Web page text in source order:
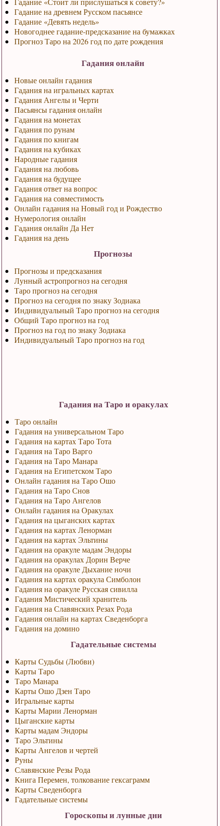
Гадание на древнем Русском пасьянсе
Гадание «Девять недель»
Новогоднее гадание-предсказание на бумажках
Прогноз Таро на 2026 год по дате рождения
Гадания онлайн
Новые онлайн гадания
Гадания на игральных картах
Гадания Ангелы и Черти
Пасьянсы гадания онлайн
Гадания на монетах
Гадания по рунам
Гадания по книгам
Гадания на кубиках
Народные гадания
Гадания на любовь
Гадания на будущее
Гадания ответ на вопрос
Гадания на совместимость
Онлайн гадания на Новый год и Рождество
Нумерология онлайн
Гадания онлайн Да Нет
Гадания на день
Прогнозы
Прогнозы и предсказания
Лунный астропрогноз на сегодня
Таро прогноз на сегодня
Прогноз на сегодня по знаку Зодиака
Индивидуальный Таро прогноз на сегодня
Общий Таро прогноз на год
Прогноз на год по знаку Зодиака
Индивидуальный Таро прогноз на год
Гадания на Таро и оракулах
Таро онлайн
Гадания на универсальном Таро
Гадания на картах Таро Тота
Гадания на Таро Варго
Гадания на Таро Манара
Гадания на Египетском Таро
Онлайн гадания на Таро Ошо
Гадания на Таро Снов
Гадания на Таро Ангелов
Онлайн гадания на Оракулах
Гадания на цыганских картах
Гадания на картах Ленорман
Гадания на картах Эльтины
Гадания на оракуле мадам Эндоры
Гадания на оракулах Дорин Верче
Гадания на оракуле Дыхание ночи
Гадания на картах оракула Симболон
Гадания на оракуле Русская сивилла
Гадания Мистический хранитель
Гадания на Славянских Резах Рода
Гадания онлайн на картах Сведенборга
Гадания на домино
Гадательные системы
Карты Судьбы (Любви)
Карты Таро
Таро Манара
Карты Ошо Дзен Таро
Игральные карты
Карты Марии Ленорман
Цыганские карты
Карты мадам Эндоры
Таро Эльтины
Карты Ангелов и чертей
Руны
Славянские Резы Рода
Книга Перемен, толкование гексаграмм
Карты Сведенборга
Гадательные системы
Гороскопы и лунные дни